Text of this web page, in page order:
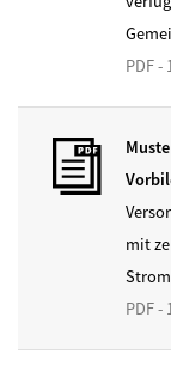
PDF -
mit
PDF -